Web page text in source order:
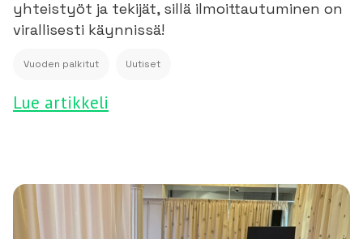
yhteistyöt ja tekijät, sillä ilmoittautuminen on
virallisesti käynnissä!
Vuoden palkitut Uutiset
Lue artikkeli